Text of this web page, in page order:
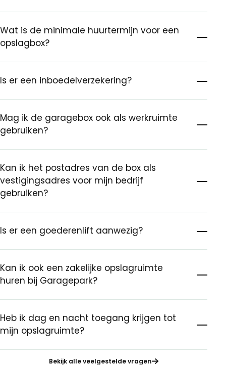
Wat is de minimale huurtermijn voor een
opslagbox?
Is er een inboedelverzekering?
Mag ik de garagebox ook als werkruimte
gebruiken?
Kan ik het postadres van de box als
vestigingsadres voor mijn bedrijf
gebruiken?
Is er een goederenlift aanwezig?
Kan ik ook een zakelijke opslagruimte
huren bij Garagepark?
Heb ik dag en nacht toegang krijgen tot
mijn opslagruimte?
Bekijk alle veelgestelde vragen